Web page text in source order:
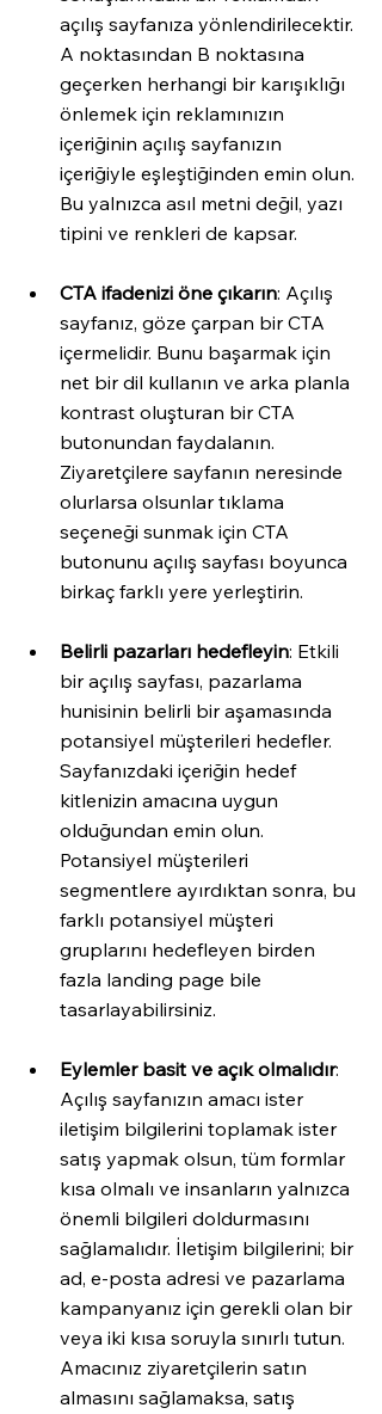
açılış sayfanıza yönlendirilecektir.
A noktasından B noktasına
geçerken herhangi bir karışıklığı
önlemek için reklamınızın
içeriğinin açılış sayfanızın
içeriğiyle eşleştiğinden emin olun.
Bu yalnızca asıl metni değil, yazı
tipini ve renkleri de kapsar.
CTA ifadenizi öne çıkarın: Açılış
sayfanız, göze çarpan bir CTA
içermelidir. Bunu başarmak için
net bir dil kullanın ve arka planla
kontrast oluşturan bir CTA
butonundan faydalanın.
Ziyaretçilere sayfanın neresinde
olurlarsa olsunlar tıklama
seçeneği sunmak için CTA
butonunu açılış sayfası boyunca
birkaç farklı yere yerleştirin.
Belirli pazarları hedefleyin: Etkili
bir açılış sayfası, pazarlama
hunisinin belirli bir aşamasında
potansiyel müşterileri hedefler.
Sayfanızdaki içeriğin hedef
kitlenizin amacına uygun
olduğundan emin olun.
Potansiyel müşterileri
segmentlere ayırdıktan sonra, bu
farklı potansiyel müşteri
gruplarını hedefleyen birden
fazla landing page bile
tasarlayabilirsiniz.
Eylemler basit ve açık olmalıdır:
Açılış sayfanızın amacı ister
iletişim bilgilerini toplamak ister
satış yapmak olsun, tüm formlar
kısa olmalı ve insanların yalnızca
önemli bilgileri doldurmasını
sağlamalıdır. İletişim bilgilerini; bir
ad, e-posta adresi ve pazarlama
kampanyanız için gerekli olan bir
veya iki kısa soruyla sınırlı tutun.
Amacınız ziyaretçilerin satın
almasını sağlamaksa, satış